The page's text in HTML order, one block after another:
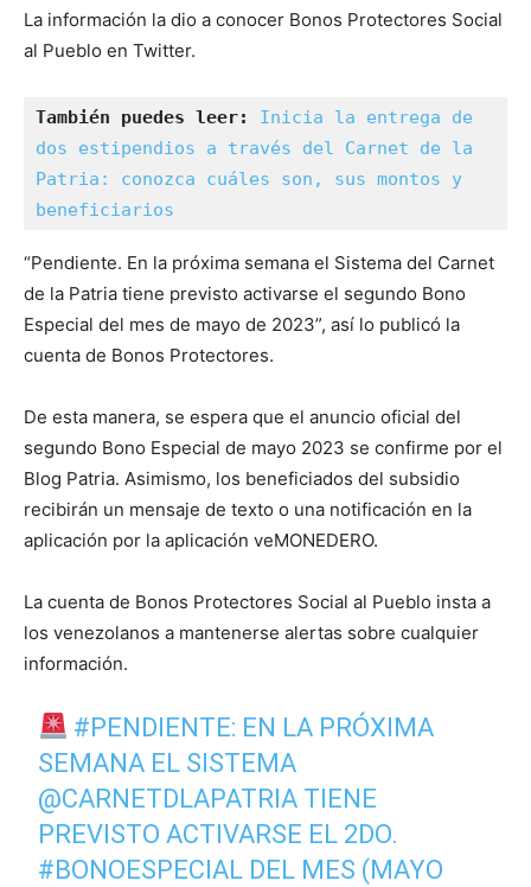
La información la dio a conocer Bonos Protectores Social
al Pueblo en Twitter.
También puedes leer: Inicia la entrega de
dos estipendios a través del Carnet de la
Patria: conozca cuáles son, sus montos y
beneficiarios
“Pendiente. En la próxima semana el Sistema del Carnet
de la Patria tiene previsto activarse el segundo Bono
Especial del mes de mayo de 2023”, así lo publicó la
cuenta de Bonos Protectores.
De esta manera, se espera que el anuncio oficial del
segundo Bono Especial de mayo 2023 se confirme por el
Blog Patria. Asimismo, los beneficiados del subsidio
recibirán un mensaje de texto o una notificación en la
aplicación por la aplicación veMONEDERO.
La cuenta de Bonos Protectores Social al Pueblo insta a
los venezolanos a mantenerse alertas sobre cualquier
información.
#PENDIENTE: EN LA PRÓXIMA
SEMANA EL SISTEMA
@CARNETDLAPATRIA TIENE
PREVISTO ACTIVARSE EL 2DO.
#BONOESPECIAL DEL MES (MAYO